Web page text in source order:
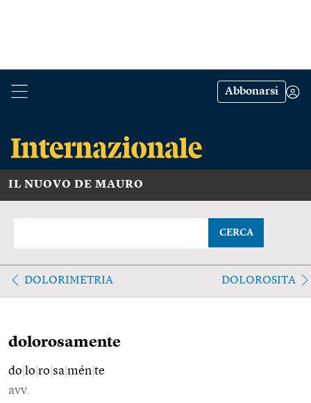
Abbonarsi
IL NUOVO DE MAURO
CERCA
DOLORIMETRIA DOLOROSITA
dolorosamente
do lo ro sa mén te
avv.